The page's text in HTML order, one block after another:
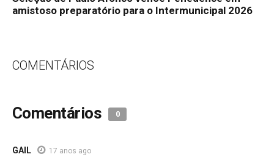
amistoso preparatório para o Intermunicipal 2026
COMENTÁRIOS
Comentários 0
GAIL 17 anos ago